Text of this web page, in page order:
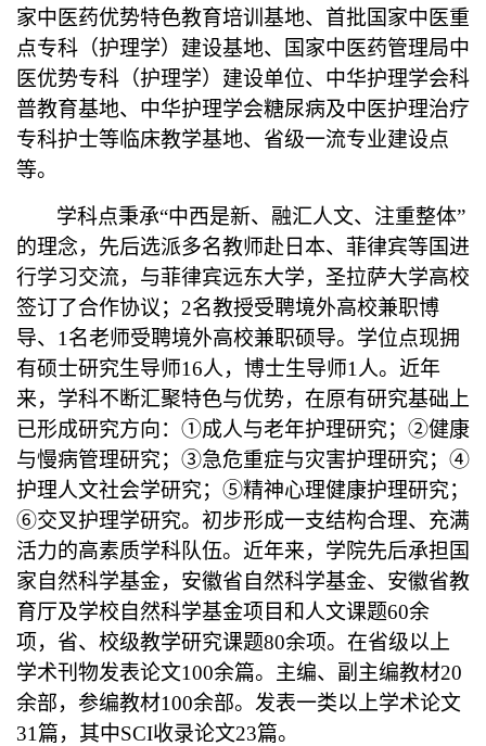
家中医药优势特色教育培训基地、首批国家中医重
点专科（护理学）建设基地、国家中医药管理局中
医优势专科（护理学）建设单位、中华护理学会科
普教育基地、中华护理学会糖尿病及中医护理治疗
专科护士等临床教学基地、省级一流专业建设点
等。
学科点秉承“中西是新、融汇人文、注重整体”
的理念，先后选派多名教师赴日本、菲律宾等国进
行学习交流，与菲律宾远东大学，圣拉萨大学高校
签订了合作协议； 2名教授受聘境外高校兼职博
导、 1 名老师受聘境外高校兼职硕导。学位点现拥
有硕士研究生导师16人，博士生导师1 人。近年
来，学科不断汇聚特色与优势，在原有研究基础上
已形成研究方向：①成人与老年护理研究；②健康
与慢病管理研究；③急危重症与灾害护理研究；④
护理人文社会学研究；⑤精神心理健康护理研究；
⑥交叉护理学研究。初步形成一支结构合理、充满
活力的高素质学科队伍。近年来，学院先后承担国
家自然科学基金，安徽省自然科学基金、安徽省教
育厅及学校自然科学基金项目和人文课题60余
项，省、校级教学研究课题80余项。在省级以上
学术刊物发表论文100余篇。主编、副主编教材20
余部，参编教材100余部。发表一类以上学术论文
31篇，其中SCI收录论文23篇。